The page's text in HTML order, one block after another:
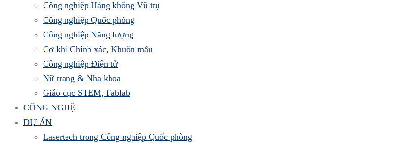
Công nghiệp Hàng không Vũ trụ
Công nghiệp Quốc phòng
Công nghiệp Năng lượng
Cơ khí Chính xác, Khuôn mẫu
Công nghiệp Điện tử
Nữ trang & Nha khoa
Giáo dục STEM, Fablab
CÔNG NGHỆ
DỰ ÁN
Lasertech trong Công nghiệp Quốc phòng